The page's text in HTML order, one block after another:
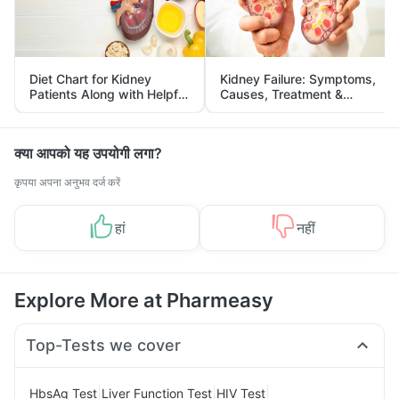
Diet Chart for Kidney
Patients Along with Helpful
Tips
Kidney Failure: Symptoms,
Causes, Treatment &
Prevention
क्या आपको यह उपयोगी लगा?
कृपया अपना अनुभव दर्ज करें
हां नहीं
Explore More at Pharmeasy
Top-Tests we cover
HbsAg Test Liver Function Test HIV Test